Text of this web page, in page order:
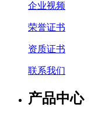
企业视频
荣誉证书
资质证书
联系我们
产品中心